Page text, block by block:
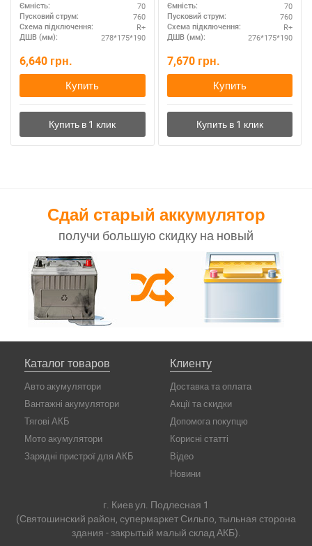
сегмент
Ємність: 70
Пусковий струм: 760
Схема підключення: R+
ДШВ (мм): 278*175*190
6,640 грн.
Купить
Ємність: 70
Пусковий струм: 760
Схема підключення: R+
ДШВ (мм): 276*175*190
7,670 грн.
Купить
Сдай старый аккумулятор
получи большую скидку на новый
Каталог товаров
Авто акумулятори
Вантажні акумулятори
Тягові АКБ
Мото акумулятори
Зарядні пристрої для АКБ
Клиенту
Доставка та оплата
Акції та скидки
Допомога покупцю
Корисні статті
Відео
Новини
г. Киев ул. Подлесная 1
(Святошинский район, супермаркет Сильпо, тыльная сторона
здания - закрытый малый склад АКБ).